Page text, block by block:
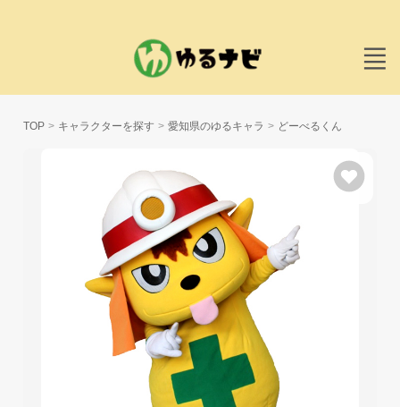
TOP キャラクターを探す 愛知県のゆるキャラ どーべるくん